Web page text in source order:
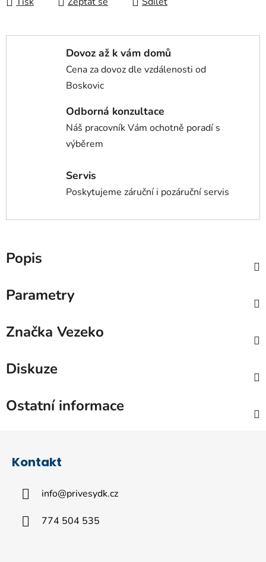
Dovoz až k vám domů
Cena za dovoz dle vzdálenosti od
Boskovic
Odborná konzultace
Náš pracovník Vám ochotně poradí s
výběrem
Servis
Poskytujeme záruční i pozáruční servis
Popis
Parametry
Značka Vezeko
Diskuze
Ostatní informace
Kontakt
info@privesydk.cz
774 504 535